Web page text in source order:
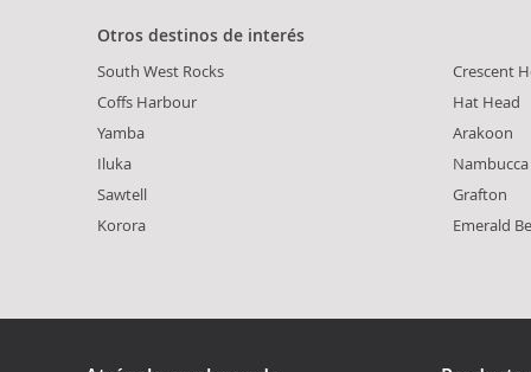
Otros destinos de interés
South West Rocks
Coffs Harbour
Yamba
Iluka
Sawtell
Korora
Crescent
Hat Head
Arakoon
Grafton
Emerald